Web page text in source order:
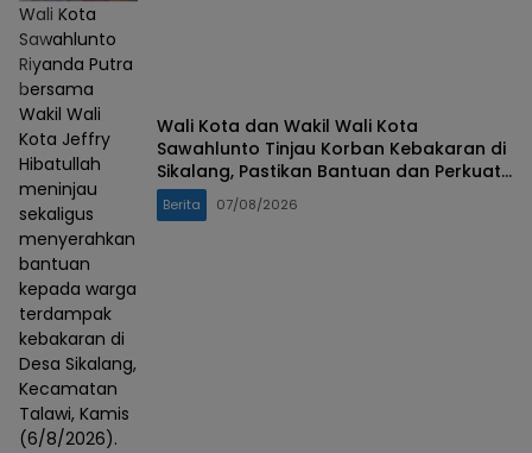
Wali Kota
Sawahlunto
Riyanda Putra
bersama
Wakil Wali
Kota Jeffry
Hibatullah
meninjau
sekaligus
menyerahkan
bantuan
kepada warga
terdampak
kebakaran di
Desa Sikalang,
Kecamatan
Talawi, Kamis
(6/8/2026).
Wali Kota dan Wakil Wali Kota
Sawahlunto Tinjau Korban Kebakaran di
Sikalang, Pastikan Bantuan dan Perkuat
Mitigasi Bencana
Berita 07/08/2026